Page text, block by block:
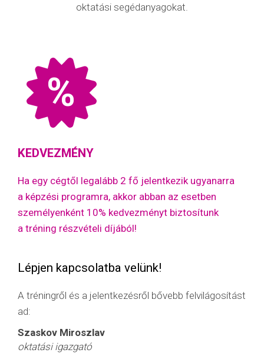
oktatási segédanyagokat.
%
KEDVEZMÉNY
Ha egy cégtől legalább 2 fő jelentkezik ugyanarra
a képzési programra, akkor abban az esetben
személyenként 10% kedvezményt biztosítunk
a tréning részvételi díjából!
Lépjen kapcsolatba velünk!
A tréningről és a jelentkezésről bővebb felvilágosítást
ad:
Szaskov Miroszlav
oktatási igazgató